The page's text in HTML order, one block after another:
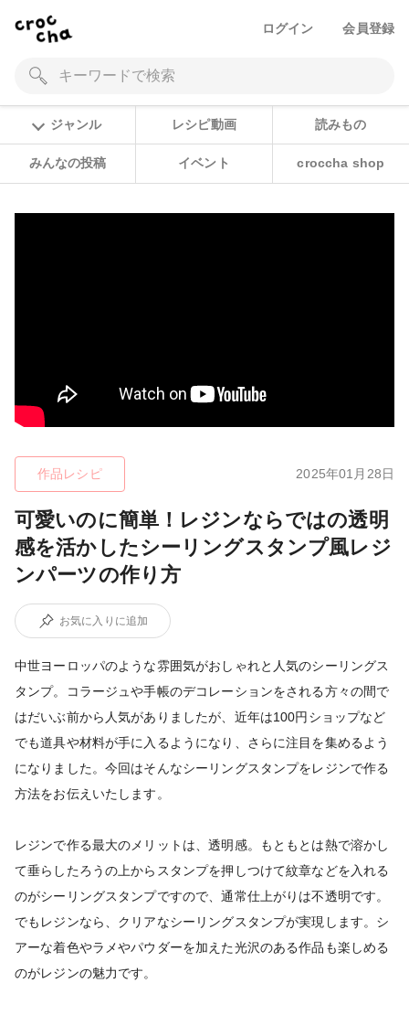
ログイン 会員登録
ジャンル レシピ動画 読みもの
みんなの投稿 イベント croccha shop
作品レシピ 2025年01月28日
可愛いのに簡単！レジンならではの透明
感を活かしたシーリングスタンプ風レジ
ンパーツの作り方
お気に入りに追加
中世ヨーロッパのような雰囲気がおしゃれと人気のシーリングス
タンプ。コラージュや手帳のデコレーションをされる方々の間で
はだいぶ前から人気がありましたが、近年は100円ショップなど
でも道具や材料が手に入るようになり、さらに注目を集めるよう
になりました。今回はそんなシーリングスタンプをレジンで作る
方法をお伝えいたします。
レジンで作る最大のメリットは、透明感。もともとは熱で溶かし
て垂らしたろうの上からスタンプを押しつけて紋章などを入れる
のがシーリングスタンプですので、通常仕上がりは不透明です。
でもレジンなら、クリアなシーリングスタンプが実現します。シ
アーな着色やラメやパウダーを加えた光沢のある作品も楽しめる
のがレジンの魅力です。